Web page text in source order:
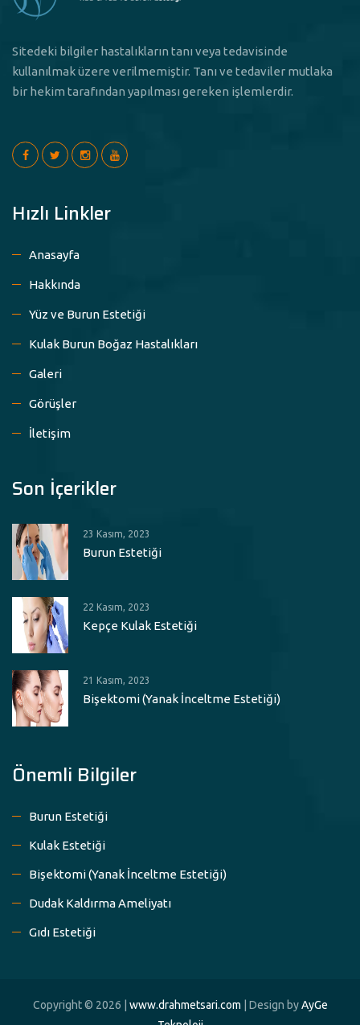
Sitedeki bilgiler hastalıkların tanı veya tedavisinde
kullanılmak üzere verilmemiştir. Tanı ve tedaviler mutlaka
bir hekim tarafından yapılması gereken işlemlerdir.
Hızlı Linkler
Anasayfa
Hakkında
Yüz ve Burun Estetiği
Kulak Burun Boğaz Hastalıkları
Galeri
Görüşler
İletişim
Son İçerikler
23 Kasım, 2023
Burun Estetiği
22 Kasım, 2023
Kepçe Kulak Estetiği
21 Kasım, 2023
Bişektomi (Yanak İnceltme Estetiği)
Önemli Bilgiler
Burun Estetiği
Kulak Estetiği
Bişektomi (Yanak İnceltme Estetiği)
Dudak Kaldırma Ameliyatı
Gıdı Estetiği
Copyright © 2026 | www.drahmetsari.com | Design byAyGe